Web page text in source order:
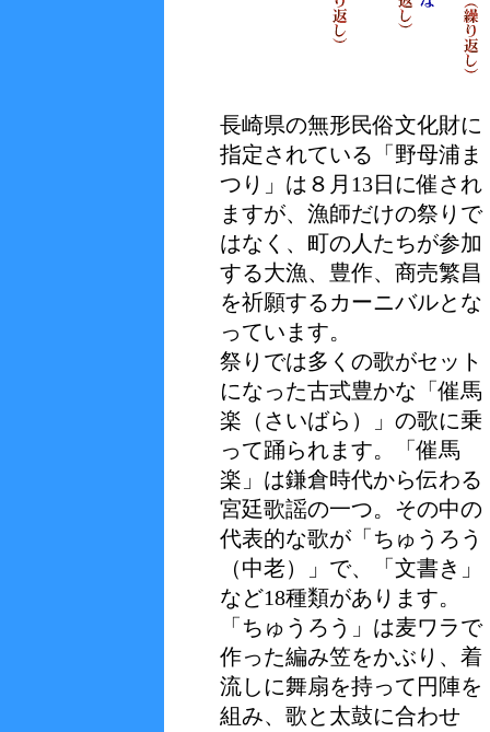
長崎県の無形民俗文化財に
指定されている「野母浦ま
つり」は８月13日に催され
ますが、漁師だけの祭りで
はなく、町の人たちが参加
する大漁、豊作、商売繁昌
を祈願するカーニバルとな
っています。
祭りでは多くの歌がセット
になった古式豊かな「催馬
楽（さいばら）」の歌に乗
って踊られます。「催馬
楽」は鎌倉時代から伝わる
宮廷歌謡の一つ。その中の
代表的な歌が「ちゅうろう
（中老）」で、「文書き」
など18種類があります。
「ちゅうろう」は麦ワラで
作った編み笠をかぶり、着
流しに舞扇を持って円陣を
組み、歌と太鼓に合わせ